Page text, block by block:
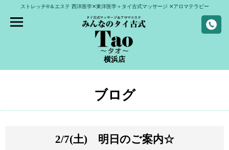
ストレッチ®＆エステ 西洋医学✕東洋医学＋タイ古式マッサージ ✕アロマテラピー
横浜店
ブログ
2/7(土) 明日のご案内☆